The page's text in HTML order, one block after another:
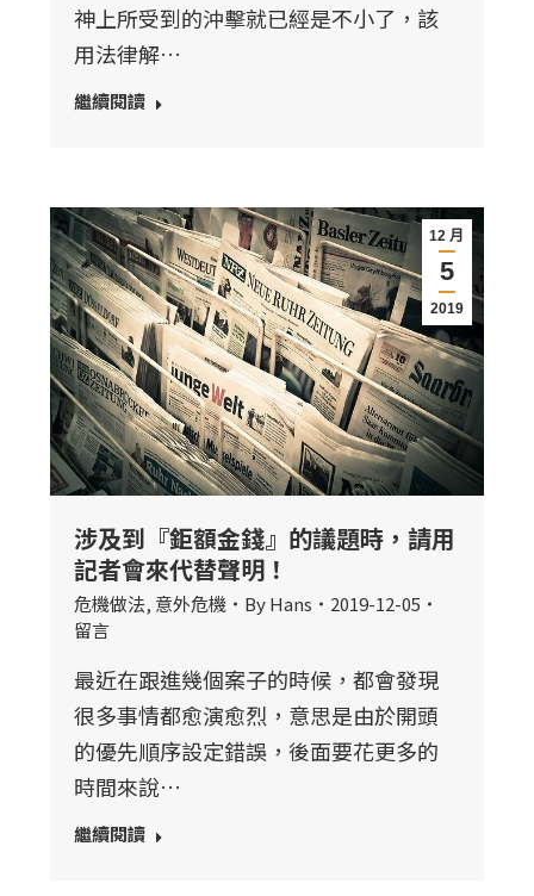
神上所受到的沖擊就已經是不小了，該
用法律解…
繼續閱讀
12 月
5
2019
涉及到『鉅額金錢』的議題時，請用
記者會來代替聲明！
危機做法, 意外危機 ByHans
2019-12-05
留言
最近在跟進幾個案子的時候，都會發現
很多事情都愈演愈烈，意思是由於開頭
的優先順序設定錯誤，後面要花更多的
時間來說…
繼續閱讀